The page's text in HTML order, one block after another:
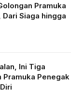
Pramuka
Siaga hingga
Ini Tiga
Pramuka Penegak